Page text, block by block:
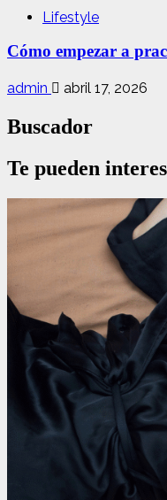
Lifestyle
Cómo empezar a
admin abril 17, 2026
Buscador
Te pueden